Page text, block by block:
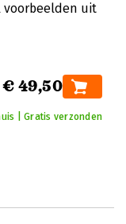
voorbeelden uit
€ 49,50
| Gratis verzonden